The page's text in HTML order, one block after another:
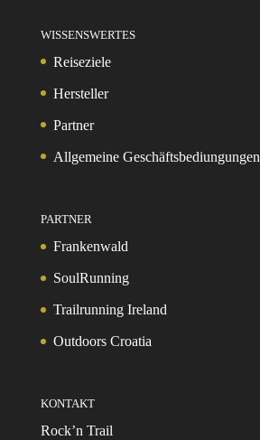
WISSENSWERTES
Reiseziele
Hersteller
Partner
Allgemeine Geschäftsbediungungen
PARTNER
Frankenwald
SoulRunning
Trailrunning Ireland
Outdoors Croatia
KONTAKT
Rock’n Trail